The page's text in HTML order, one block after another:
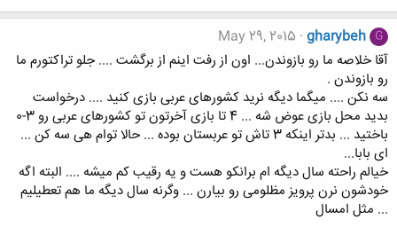
G
gharybeh
May 29, 2015
آقا خلاصه ما رو بازوندن... اون از رفت اینم از برگشت .... جلو تراکتورم ما
رو بازوندن .
سه نکن .... میگما دیگه نرید کشورهای عربی بازی کنید .... درخواست
بدید محل بازی عوض شه ... 4 تا بازی آخرتون تو کشورهای عربی رو 3-0
باختید ... بدتر اینکه 3 تاش تو عربستان بوده ... حالا توام هی سه کن ...
ای بابا...
خیالم راحته سال دیگه ام برانکو هست و یه رقیب کم میشه .... البته اگه
خودشون نرن پرویز مظلومی رو بیارن ... وگرنه سال دیگه ما هم تعطیلیم
... مثل امسال